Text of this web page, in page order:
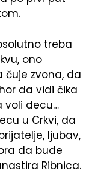
treba
ono
zvona, da
da vidi čika
voli decu…
u Crkvi, da
ljubav,
da bude
Ribnica.